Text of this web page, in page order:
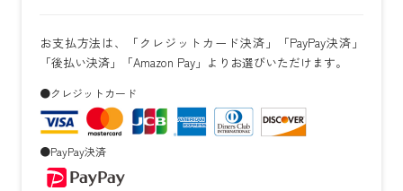
お支払方法は、「クレジットカード決済」「PayPay決済」
「後払い決済」「Amazon Pay」よりお選びいただけます。
●クレジットカード
●PayPay決済